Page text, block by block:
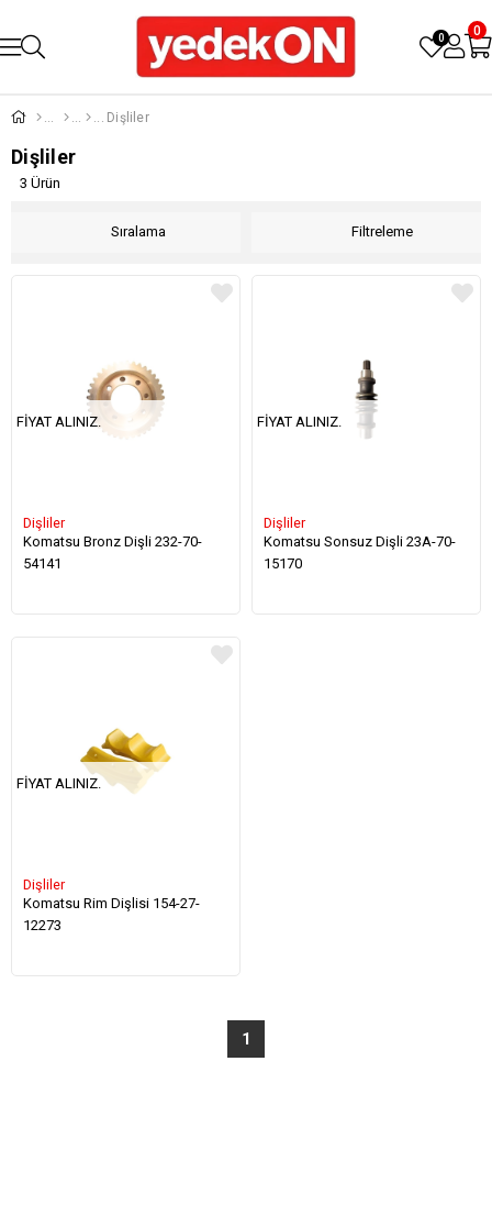
0 0
Dişliler
Dişliler
Filtreleme
Sıralama
3 Ürün
Dişliler
Komatsu Bronz Dişli 232-70-
54141
FIYAT ALINIZ.
Dişliler
Komatsu Sonsuz Dişli 23A-70-
15170
FIYAT ALINIZ.
Dişliler
Komatsu Rim Dişlisi 154-27-
12273
FIYAT ALINIZ.
1